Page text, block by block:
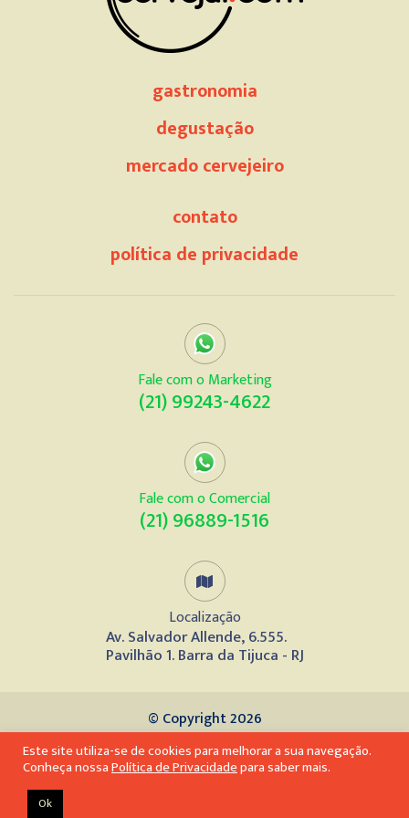
gastronomia
degustação
mercado cervejeiro
contato
política de privacidade
Fale com o Marketing
(21) 99243-4622
Fale com o Comercial
(21) 96889-1516
Localização
Av. Salvador Allende, 6.555.
Pavilhão 1. Barra da Tijuca - RJ
© Copyright 2026
Desenvolvido por
Este site utiliza-se de cookies para melhorar a sua navegação.
Conheça nossaPolítica de Privacidadepara saber mais.
Ok